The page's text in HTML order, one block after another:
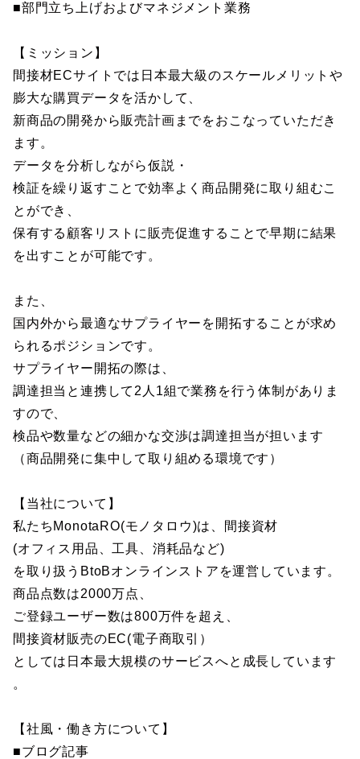
■部門立ち上げおよびマネジメント業務
【ミッション】
間接材ECサイトでは日本最大級のスケールメリットや
膨大な購買データを活かして、
新商品の開発から販売計画までをおこなっていただき
ます。
データを分析しながら仮説・
検証を繰り返すことで効率よく商品開発に取り組むこ
とができ、
保有する顧客リストに販売促進することで早期に結果
を出すことが可能です。
また、
国内外から最適なサプライヤーを開拓することが求め
られるポジションです。
サプライヤー開拓の際は、
調達担当と連携して2人1組で業務を行う体制がありま
すので、
検品や数量などの細かな交渉は調達担当が担います
（商品開発に集中して取り組める環境です）
【当社について】
私たちMonotaRO(モノタロウ)は、間接資材
(オフィス用品、工具、消耗品など)
を取り扱うBtoBオンラインストアを運営しています。
商品点数は2000万点、
ご登録ユーザー数は800万件を超え、
間接資材販売のEC(電子商取引）
としては日本最大規模のサービスへと成長しています
。
【社風・働き方について】
■ブログ記事